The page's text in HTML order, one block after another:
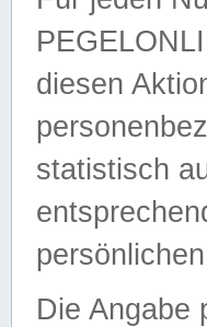
diesen
statistisch
Die Angabe